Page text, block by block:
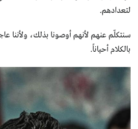
لتعدادهم.
سنتكلّم عنهم لأنهم أوصونا بذلك، ولأننا
بالكلام أحياناً.